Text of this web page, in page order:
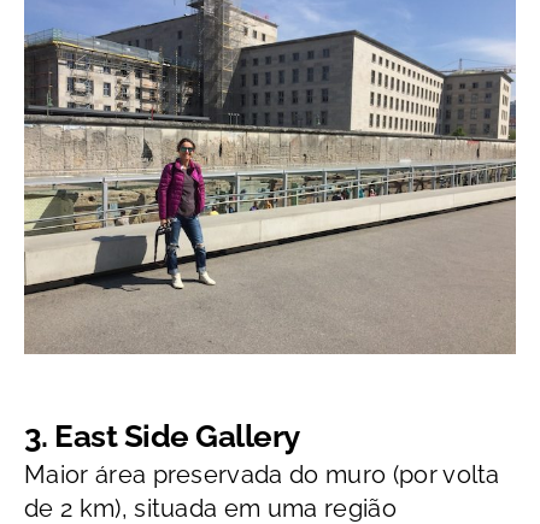
3. East Side Gallery
Maior área preservada do muro (por volta
de 2 km), situada em uma região